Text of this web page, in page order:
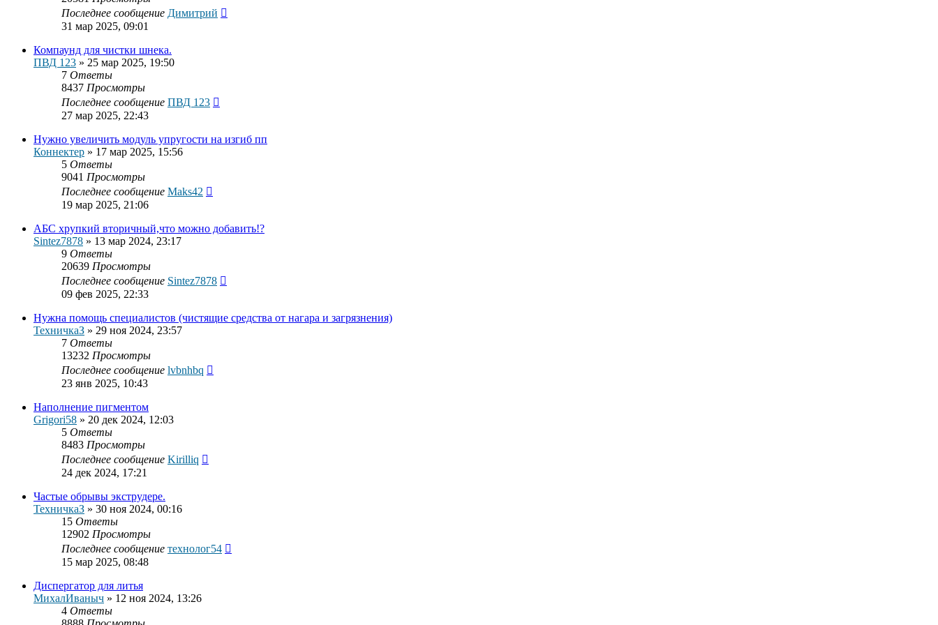
Последнее сообщение Димитрий
31 мар 2025, 09:01
Компаунд для чистки шнека.
ПВД 123 » 25 мар 2025, 19:50
7 Ответы
8437 Просмотры
Последнее сообщение ПВД 123
27 мар 2025, 22:43
Нужно увеличить модуль упругости на изгиб пп
Коннектер » 17 мар 2025, 15:56
5 Ответы
9041 Просмотры
Последнее сообщение Maks42
19 мар 2025, 21:06
АБС хрупкий вторичный,что можно добавить!?
Sintez7878 » 13 мар 2024, 23:17
9 Ответы
20639 Просмотры
Последнее сообщение Sintez7878
09 фев 2025, 22:33
Нужна помощь специалистов (чистящие средства от нагара и загрязнения)
ТехничкаЗ » 29 ноя 2024, 23:57
7 Ответы
13232 Просмотры
Последнее сообщение lvbnhbq
23 янв 2025, 10:43
Наполнение пигментом
Grigori58 » 20 дек 2024, 12:03
5 Ответы
8483 Просмотры
Последнее сообщение Kirilliq
24 дек 2024, 17:21
Частые обрывы экструдере.
ТехничкаЗ » 30 ноя 2024, 00:16
15 Ответы
12902 Просмотры
Последнее сообщение технолог54
15 мар 2025, 08:48
Диспергатор для литья
МихалИваныч » 12 ноя 2024, 13:26
4 Ответы